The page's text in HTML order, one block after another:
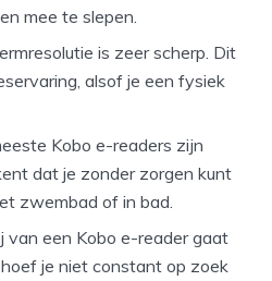
mee te slepen.
is zeer scherp. Dit
alsof je een fysiek
Kobo e-readers zijn
dat je zonder zorgen kunt
zwembad of in bad.
van een Kobo e-reader gaat
je niet constant op zoek